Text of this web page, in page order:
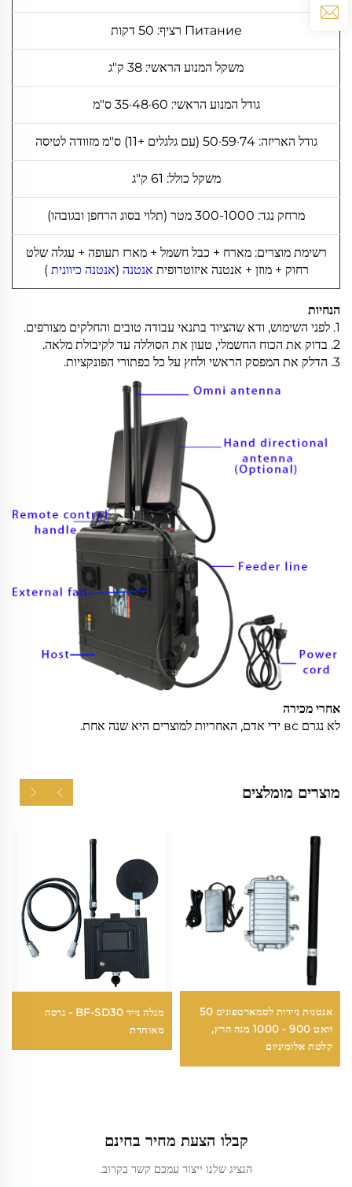
Питание רציף: 50 דקות
משקל המנוע הראשי: 38 ק"ג
גודל המנוע הראשי: 60·48·35 ס"מ
גודל האריזה: 74·59·50 (עם גלגלים +11) ס"מ מזוודה לטיסה
משקל כולל: 61 ק"ג
מרחק נגד: 300-1000 מטר (תלוי בסוג הרחפן ובגובהו)
רשימת מוצרים: מארח + כבל חשמל + מארז תעופה + עגלה שלט
רחוק + מוזן + אנטנה איזוטרופית אנטנה (אנטנה כיוונית)
הנחיות
1. לפני השימוש, ודא שהציוד בתנאי עבודה טובים והחלקים מצורפים.
2. בדוק את הכוח החשמלי, טעון את הסוללה עד לקיבולת מלאה.
3. הדלק את המפסק הראשי ולחץ על כל כפתורי הפונקציות.
אחרי מכירה
לא נגרם вс ידי אדם, האחריות למוצרים היא שנה אחת.
מוצרים מומלצים
אנטנות ניידות לסמארטפונים 50
וואט 900 - 1000 מגה הרץ,
קלטת אלומיניום
מגלה נייד BF-SD30 - גרסה
מאוחדת
קבלו הצעת מחיר בחינם
הנציג שלנו ייצור עמכם קשר בקרוב.